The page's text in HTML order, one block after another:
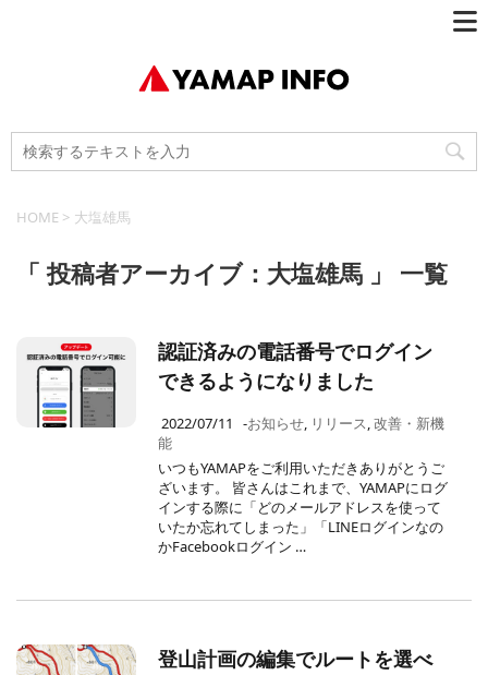
HOME > 大塩雄馬
「 投稿者アーカイブ：大塩雄馬 」 一覧
認証済みの電話番号でログイン
できるようになりました
2022/07/11 -お知らせ, リリース,改善・新機
能
いつもYAMAPをご利用いただきありがとうご
ざいます。 皆さんはこれまで、YAMAPにログ
インする際に「どのメールアドレスを使って
いたか忘れてしまった」「LINEログインなの
かFacebookログイン …
登山計画の編集でルートを選べ